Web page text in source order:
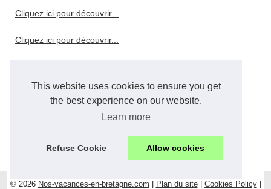
This website uses cookies to ensure you get
the best experience on our website.
Learn more
Refuse Cookie Allow cookies
Cliquez ici pour découvrir...
Cliquez ici pour découvrir...
Pourquoi choisir un hôtel 4...
Pourquoi choisir le camping...
© 2026 Nos-vacances-en-bretagne.com | Plan du site| Cookies Policy|